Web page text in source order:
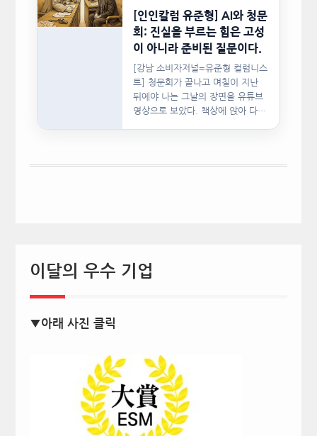
[인인칼럼 유준형] AI와 청문
회: 진실을 부르는 힘은 고성
이 아니라 준비된 질문이다.
[강남 소비자저널=유준형 컬럼니스
트] 청문회가 끝나고 며칠이 지난
뒤에야 나는 그날의 장면을 유튜브
영상으로 보았다. 책상에 앉아 다른
이달의 우수 기업
▼아래 사진 클릭